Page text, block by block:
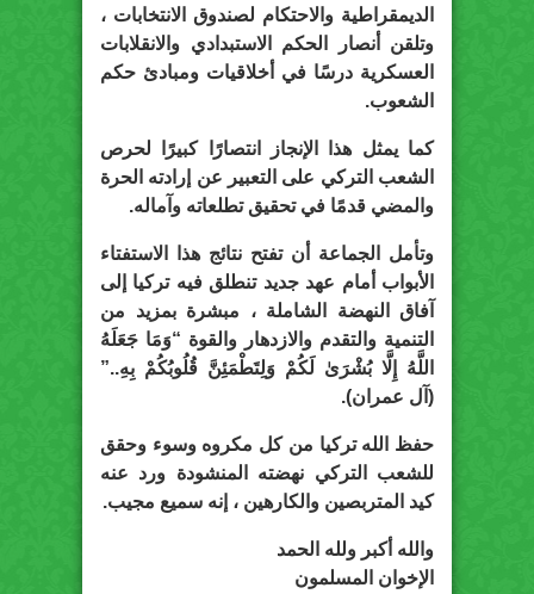
الديمقراطية والاحتكام لصندوق الانتخابات ،
وتلقن أنصار الحكم الاستبدادي والانقلابات
العسكرية درسًا في أخلاقيات ومبادئ حكم
الشعوب.
كما يمثل هذا الإنجاز انتصارًا كبيرًا لحرص
الشعب التركي على التعبير عن إرادته الحرة
والمضي قدمًا في تحقيق تطلعاته وآماله.
وتأمل الجماعة أن تفتح نتائج هذا الاستفتاء
الأبواب أمام عهد جديد تنطلق فيه تركيا إلى
آفاق النهضة الشاملة ، مبشرة بمزيد من
التنمية والتقدم والازدهار والقوة “وَمَا جَعَلَهُ
اللَّهُ إِلَّا بُشْرَىٰ لَكُمْ وَلِتَطْمَئِنَّ قُلُوبُكُمْ بِهِ..”
(آل عمران).
حفظ الله تركيا من كل مكروه وسوء وحقق
للشعب التركي نهضته المنشودة ورد عنه
كيد المتربصين والكارهين ، إنه سميع مجيب.
والله أكبر ولله الحمد
الإخوان المسلمون